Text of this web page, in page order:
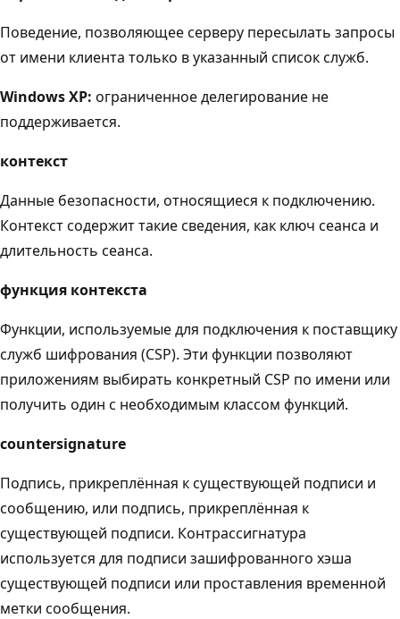
Поведение, позволяющее серверу пересылать запросы
от имени клиента только в указанный список служб.
Windows XP: ограниченное делегирование не
поддерживается.
контекст
Данные безопасности, относящиеся к подключению.
Контекст содержит такие сведения, как ключ сеанса и
длительность сеанса.
функция контекста
Функции, используемые для подключения к поставщику
служб шифрования (CSP). Эти функции позволяют
приложениям выбирать конкретный CSP по имени или
получить один с необходимым классом функций.
countersignature
Подпись, прикреплённая к существующей подписи и
сообщению, или подпись, прикреплённая к
существующей подписи. Контрассигнатура
используется для подписи зашифрованного хэша
существующей подписи или проставления временной
метки сообщения.